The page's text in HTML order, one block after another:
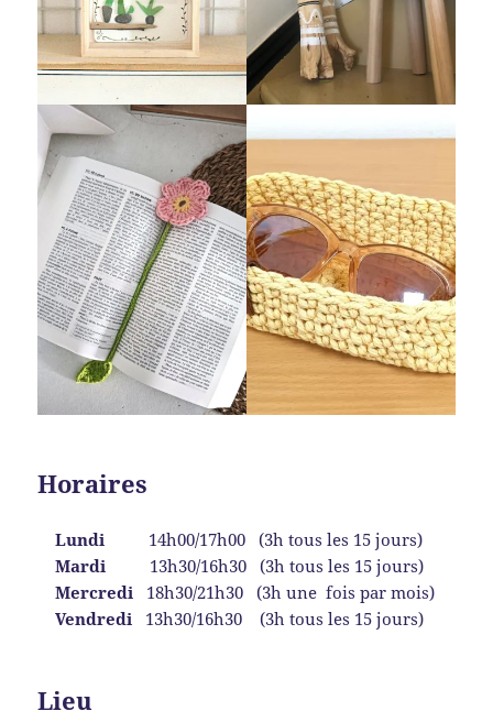
Horaires
Lundi
14h00/17h00 (3h tous les 15 jours)
Mardi
13h30/16h30 (3h tous les 15 jours)
Mercredi 18h30/21h30 (3h une fois par mois)
Vendredi 13h30/16h30 (3h tous les 15 jours)
Lieu